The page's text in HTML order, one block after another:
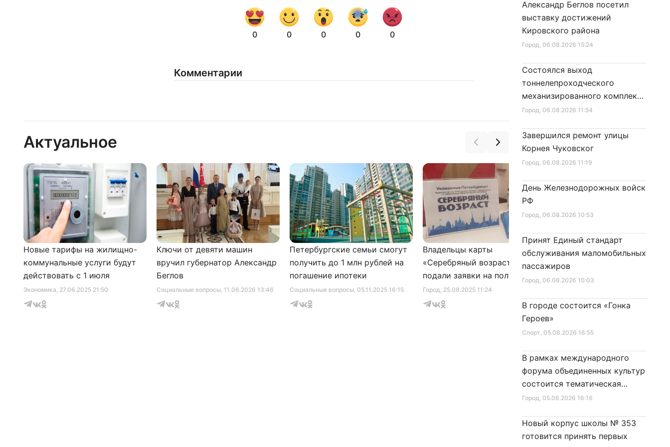
0 0 0 0 0
Комментарии
Актуальное
Экономика, 27.06.2025 21:50
Новые тарифы на жилищно-
коммунальные услуги будут
действовать с 1 июля
Социальные вопросы, 11.06.2026 13:46
Ключи от девяти машин
вручил губернатор Александр
Беглов
Социальные вопросы, 05.11.2025 16:15
Петербургские семьи смогут
получить до 1 млн рублей на
погашение ипотеки
Город, 25.08.2025 11:24
Владельцы карты
«Серебряный возраст»
подали заявки на получение
сертификата для посещения
музеев
Александр Беглов подписал
Закон «О внесении изменения
в Закон Санкт‑Петербурга
Санкт‑Петербурга»
Город, 06.08.2026 15:24
Александр Беглов посетил
выставку достижений
Кировского района
Город, 06.08.2026 11:54
Состоялся выход
тоннелепроходческого
механизированного комплекса
«Надежда» на поверхность
Город, 06.08.2026 11:19
Завершился ремонт улицы
Корнея Чуковског
Город, 06.08.2026 10:53
День Железнодорожных войск
РФ
Город, 06.08.2026 10:03
Принят Единый стандарт
обслуживания маломобильных
пассажиров
Спорт, 05.08.2026 16:55
В городе состоится «Гонка
Героев»
Город, 05.08.2026 16:16
В рамках международного
форума объединенных культур
состоится тематическая
секция
Новый корпус школы № 353
готовится принять первых